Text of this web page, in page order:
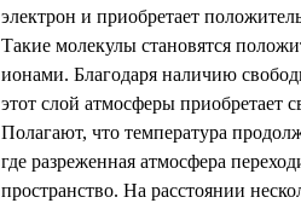
электрон и приобретает
Такие молекулы становятся
ионами. Благодаря наличию
этот слой атмосферы приобретает
Полагают, что температура
где разреженная атмосфера
пространство. На расстоянии